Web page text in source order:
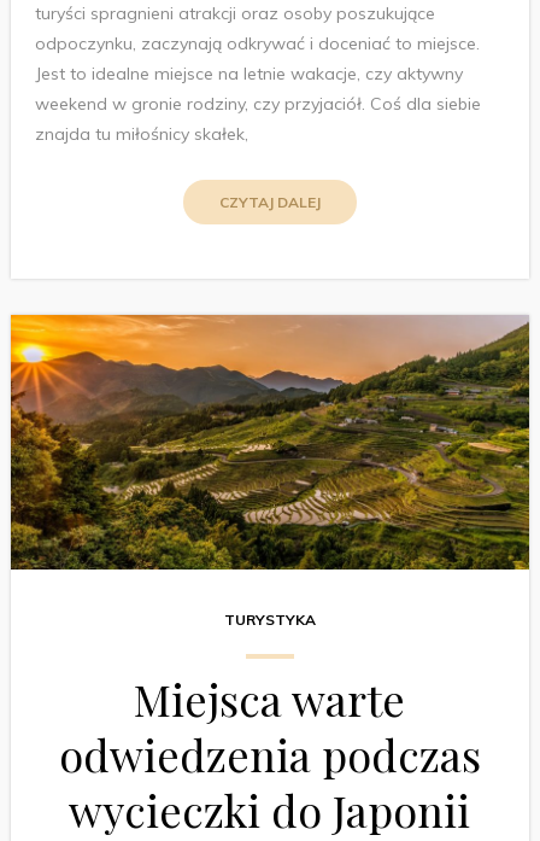
turyści spragnieni atrakcji oraz osoby poszukujące
odpoczynku, zaczynają odkrywać i doceniać to miejsce.
Jest to idealne miejsce na letnie wakacje, czy aktywny
weekend w gronie rodziny, czy przyjaciół. Coś dla siebie
znajda tu miłośnicy skałek,
CZYTAJ DALEJ
TURYSTYKA
Miejsca warte
odwiedzenia podczas
wycieczki do Japonii